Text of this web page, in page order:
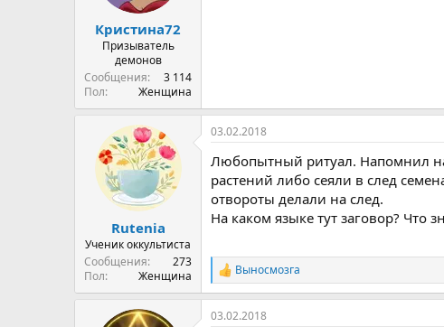
Кристина72
Призыватель
демонов
Сообщения
3 114
Пол
Женщина
Rutenia
Ученик оккультиста
Сообщения
273
Пол
Женщина
03.02.2018
Любопытный ритуал. Напомнил
растений либо сеяли в след
отвороты делали на след.
На каком языке тут заговор? Что
Р
е
а
к
Выносмозга
03.02.2018